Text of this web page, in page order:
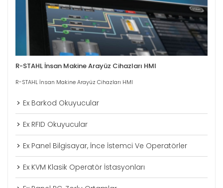
R-STAHL İnsan Makine Arayüz Cihazları HMI
R-STAHL İnsan Makine Arayüz Cihazları HMI
Ex Barkod Okuyucular
Ex RFID Okuyucular
Ex Panel Bilgisayar, İnce İstemci Ve Operatörler
Ex KVM Klasik Operatör İstasyonları